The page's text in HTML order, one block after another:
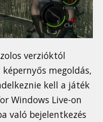
verzióktól
megoldás,
kell a játék
Windows Live-on
való bejelentkezés